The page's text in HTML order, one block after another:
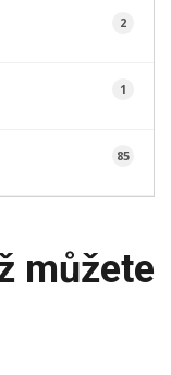
2
1
85
můžete